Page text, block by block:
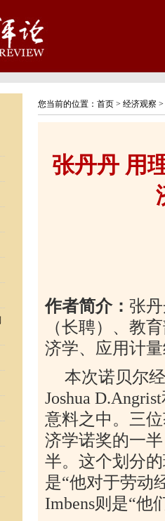
您当前的位置： 首页 > 经济观察 >
张丹丹 用
作者简介： 张
（长聘）、教
济学、应用计
本次诺贝尔
Joshua D.Angrist
意料之中。三
济学诺奖的一
半。这个划分
是“他对于劳动
Imbens则是“他